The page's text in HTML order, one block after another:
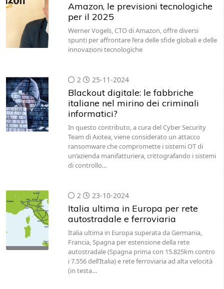
Amazon, le previsioni tecnologiche
per il 2025
Werner Vogels, CTO di Amazon, offre diversi
spunti per affrontare l’era delle sfide globali e delle
innovazioni tecnologiche
2 25-11-2024
Blackout digitale: le fabbriche
italiane nel mirino dei criminali
informatici?
In questo contributo, a cura del Cyber Security
Team di Axitea, viene considerato un attacco
ransomware che compromette i sistemi OT di
un’azienda manifatturiera, crittografando i sistemi
di controllo…
2 23-10-2024
Italia ultima in Europa per rete
autostradale e ferroviaria
Italia ultima in Europa superata da Germania,
Francia, Spagna per estensione della rete
autostradale (Spagna prima con 15.825km contro
i 7.556 dell’Italia) e rete ferroviaria ad alta velocità
(in testa…